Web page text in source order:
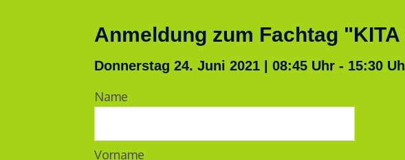
Anmeldung zum Fachtag
Donnerstag 24. Juni 2021 | 08:45 Uhr - 15:30
Name
Vorname